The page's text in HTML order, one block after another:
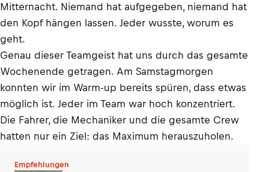
Mitternacht. Niemand hat aufgegeben, niemand hat
den Kopf hängen lassen. Jeder wusste, worum es
geht.
Genau dieser Teamgeist hat uns durch das gesamte
Wochenende getragen. Am Samstagmorgen
konnten wir im Warm-up bereits spüren, dass etwas
möglich ist. Jeder im Team war hoch konzentriert.
Die Fahrer, die Mechaniker und die gesamte Crew
hatten nur ein Ziel: das Maximum herauszuholen.
Empfehlungen